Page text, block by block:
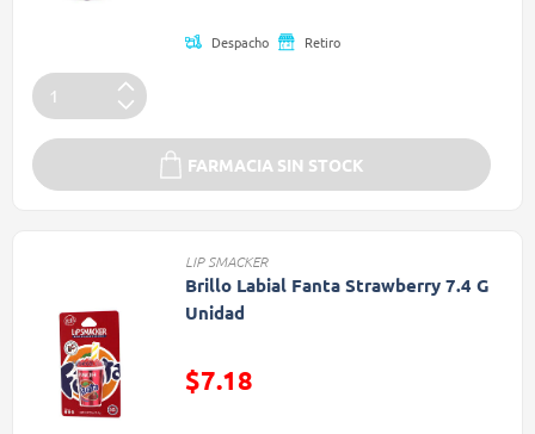
Despacho Retiro
FARMACIA SIN STOCK
LIP SMACKER
Brillo Labial Fanta Strawberry 7.4 G
Unidad
Precio reducido de
$7.18